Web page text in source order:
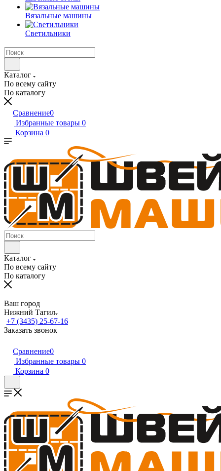
Вязальные машины
Светильники
Каталог
По всему сайту
По каталогу
Сравнение0
Избранные товары 0
Корзина 0
Каталог
По всему сайту
По каталогу
Ваш город
Нижний Тагил
+7 (3435) 25-67-16
Заказать звонок
Сравнение0
Избранные товары 0
Корзина 0